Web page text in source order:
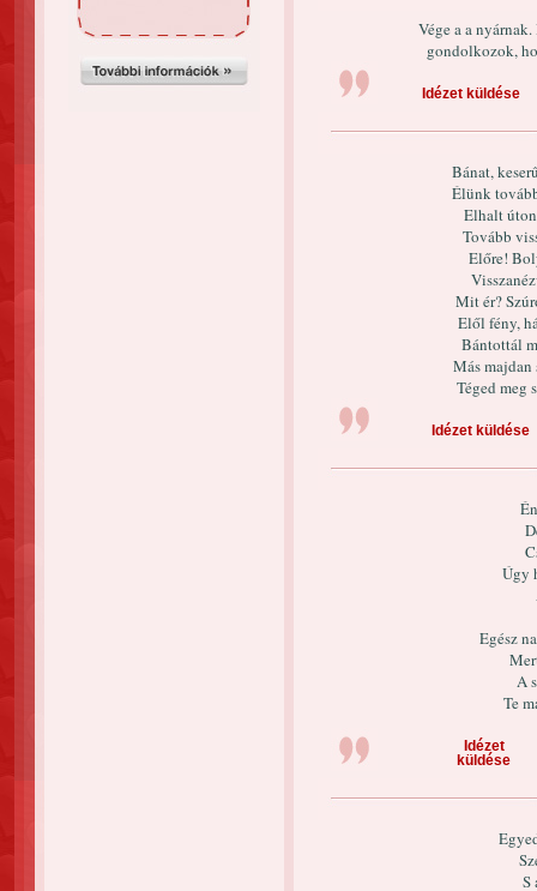
Vége a a
gondolkozok,
Idézet küldése
Bánat,
Élünk
Elhalt
Tovább
Előre!
Mit ér?
Elől fény,
Bántottál
Más
Téged meg
Idézet küldése
Úgy
Egész
A
Te
Idézet
küldése
S